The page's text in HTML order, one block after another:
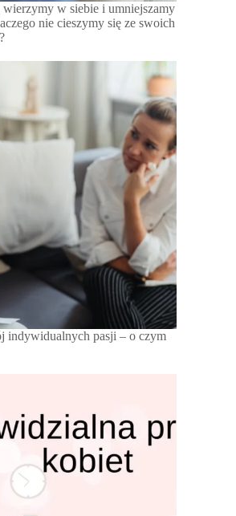
wierzymy w siebie i umniejszamy
nie cieszymy się ze swoich
indywidualnych pasji – o czym